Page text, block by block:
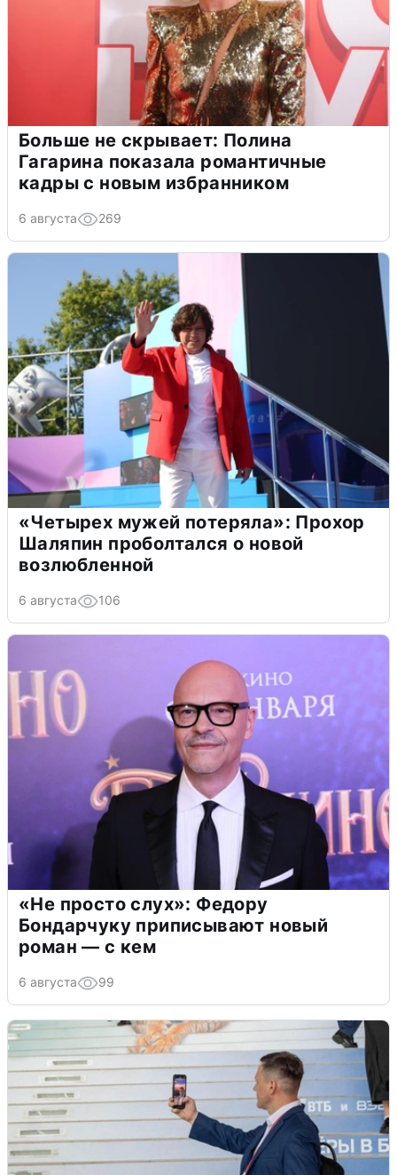
Больше не скрывает: Полина
Гагарина показала романтичные
кадры с новым избранником
6 августа 269
«Четырех мужей потеряла»: Прохор
Шаляпин проболтался о новой
возлюбленной
6 августа 106
«Не просто слух»: Федору
Бондарчуку приписывают новый
роман — с кем
6 августа 99